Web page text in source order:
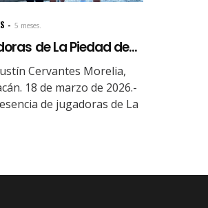
5 meses.
de La Piedad de...
Cervantes Morelia,
18 de marzo de 2026.-
de jugadoras de La